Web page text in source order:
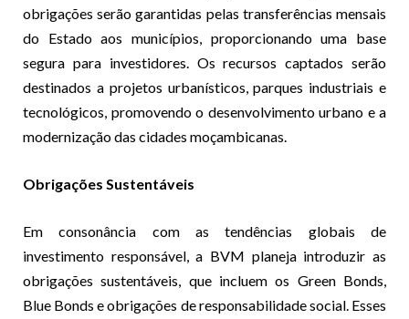
obrigações serão garantidas pelas transferências mensais
do Estado aos municípios, proporcionando uma base
segura para investidores. Os recursos captados serão
destinados a projetos urbanísticos, parques industriais e
tecnológicos, promovendo o desenvolvimento urbano e a
modernização das cidades moçambicanas.
Obrigações Sustentáveis
Em consonância com as tendências globais de
investimento responsável, a BVM planeja introduzir as
obrigações sustentáveis, que incluem os Green Bonds,
Blue Bonds e obrigações de responsabilidade social. Esses